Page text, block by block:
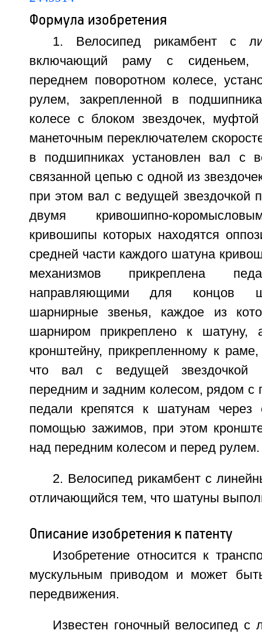
Формула изобретения
1. Велосипед рикамбент с
включающий раму с сиденьем,
переднем поворотном колесе,
рулем, закрепленной в
колесе с блоком звездочек,
манеточным переключателем
в подшипниках установлен вал с
связанной цепью с одной из
при этом вал с ведущей звездочкой
двумя кривошипно-
кривошипы которых находятся
средней части каждого шатуна
механизмов прикреплена
направляющими для концов
шарнирные звенья, каждое из
шарниром прикреплено к шатуну,
кронштейну, прикрепленному к
что вал с ведущей звездочкой
передним и задним колесом, рядом с
педали крепятся к шатунам через
помощью зажимов, при этом
над передним колесом и перед рулем.
2. Велосипед рикамбент с
отличающийся тем, что шатуны
Описание изобретения к патенту
Изобретение относится к
мускульным приводом и может
передвижения.
Известен гоночный велосипед с